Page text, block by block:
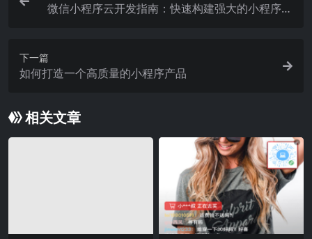
微信小程序云开发指南：快速构建强大的小程序云
下一篇
如何打造一个高质量的小程序产品
相关文章